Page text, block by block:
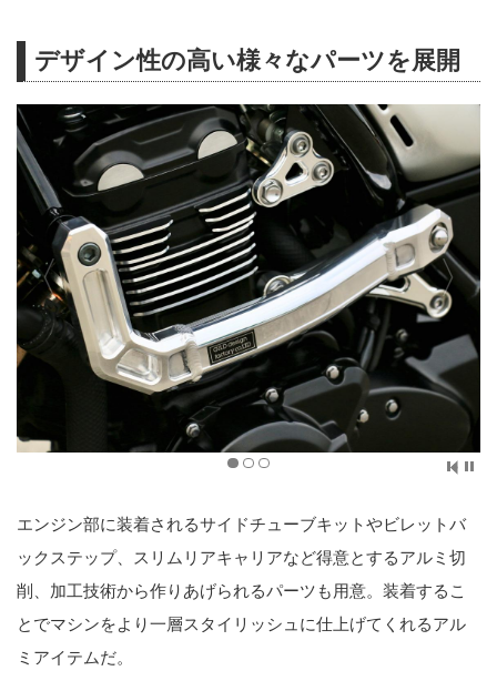
デザイン性の高い様々なパーツを展開
エンジン部に装着されるサイドチューブキットやビレットバ
ックステップ、スリムリアキャリアなど得意とするアルミ切
削、加工技術から作りあげられるパーツも用意。装着するこ
とでマシンをより一層スタイリッシュに仕上げてくれるアル
ミアイテムだ。